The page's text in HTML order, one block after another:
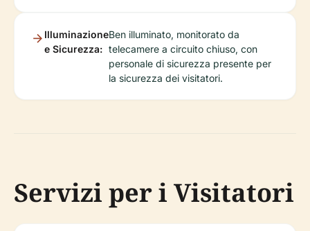
Illuminazione
e Sicurezza:
Ben illuminato, monitorato da
telecamere a circuito chiuso, con
personale di sicurezza presente per
la sicurezza dei visitatori.
Servizi per i Visitatori